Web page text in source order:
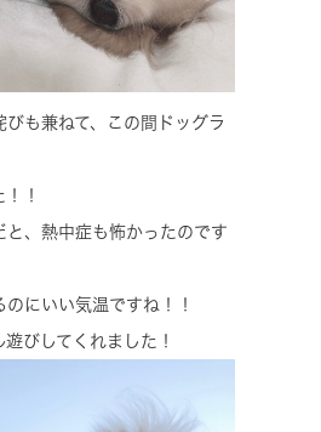
びも兼ねて、この間ドッグラ
！
と、熱中症も怖かったのです
にいい気温ですね！！
びしてくれました！